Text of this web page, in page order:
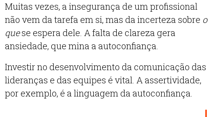
Muitas vezes, a insegurança de um profissional
não vem da tarefa em si, mas da incerteza sobre o
quese espera dele. A falta de clareza gera
ansiedade, que mina a autoconfiança.
Investir no desenvolvimento da comunicação das
lideranças e das equipes é vital. A assertividade,
por exemplo, é a linguagem da autoconfiança.